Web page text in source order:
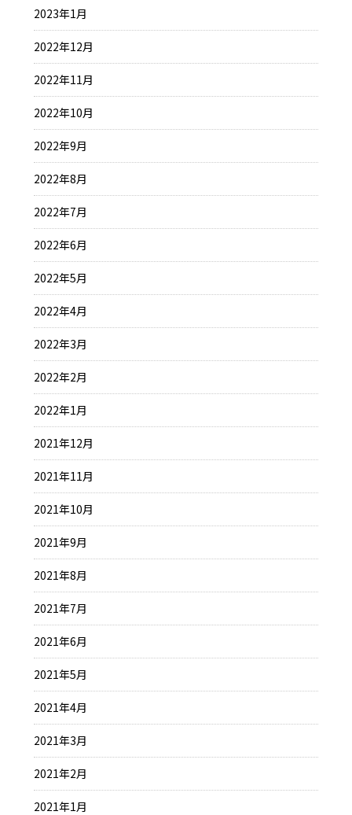
2023年1月
2022年12月
2022年11月
2022年10月
2022年9月
2022年8月
2022年7月
2022年6月
2022年5月
2022年4月
2022年3月
2022年2月
2022年1月
2021年12月
2021年11月
2021年10月
2021年9月
2021年8月
2021年7月
2021年6月
2021年5月
2021年4月
2021年3月
2021年2月
2021年1月